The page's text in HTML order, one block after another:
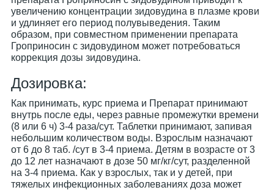
увеличению концентрации зидовудина в плазме крови
и удлиняет его период полувыведения. Таким
образом, при совместном применении препарата
Гроприносин с зидовудином может потребоваться
коррекция дозы зидовудина.
Дозировка:
Как принимать, курс приема и Препарат принимают
внутрь после еды, через равные промежутки времени
(8 или 6 ч) 3-4 раза/сут. Таблетки принимают, запивая
небольшим количеством воды. Взрослым назначают
от 6 до 8 таб. /сут в 3-4 приема. Детям в возрасте от 3
до 12 лет назначают в дозе 50 мг/кг/сут, разделенной
на 3-4 приема. Как у взрослых, так и у детей, при
тяжелых инфекционных заболеваниях доза может